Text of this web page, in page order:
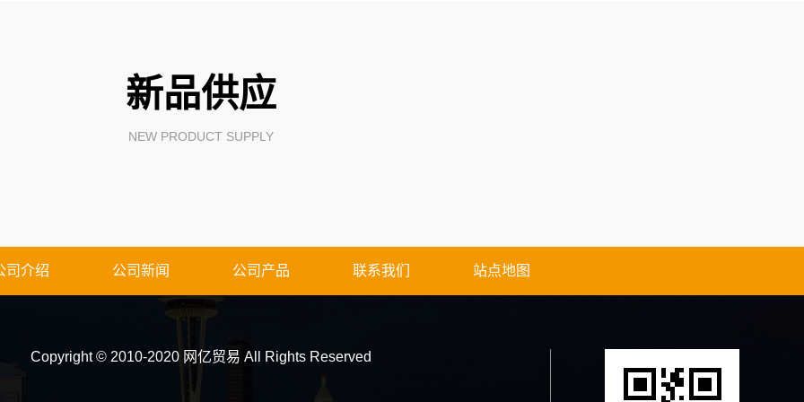
新品供应
NEW PRODUCT SUPPLY
司介绍 公司新闻 公司产品 联系我们 站点地图
Copyright © 2010-2020 网亿贸易 All Rights Reserved